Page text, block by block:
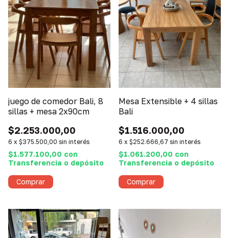
juego de comedor Bali, 8
sillas + mesa 2x90cm
$2.253.000,00
6 x $375.500,00 sin interés
$1.577.100,00 con
Transferencia o depósito
Mesa Extensible + 4 sillas
Bali
$1.516.000,00
6 x $252.666,67 sin interés
$1.061.200,00 con
Transferencia o depósito